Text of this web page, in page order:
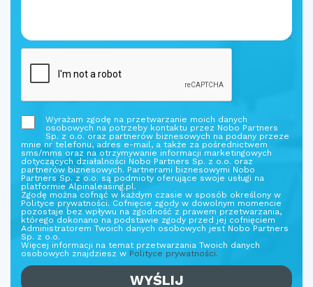
Wyrażam zgodę na przetwarzanie moich danych
osobowych na potrzeby kontaktu przez Nobo Partners
Sp. z o.o. oraz partnerów biznesowych na podany przeze
mnie nr telefonu, adres e-mail, a także za pośrednictwem
sms/mms oraz na otrzymywanie informacji marketingowych
dotyczących działalności Nobo Partners Sp. z o.o. oraz
partnerów biznesowych. Partnerami biznesowymi Nobo
Partners Sp. z o.o. są podmioty oferujące swoje usługi na
platformie Alpinaleasing.pl.
Zgodę można cofnąć w każdym czasie w sposób określony w
Polityce prywatności. Cofnięcie zgody w dowolnym momencie
pozostaje bez wpływu na zgodność z prawem przetwarzania,
którego dokonano na podstawie zgody przed jej cofnięciem
Administratorem Twoich danych osobowych jest Nobo Partners
Sp. z o.o.
Więcej informacji na temat przetwarzania Twoich danych
osobowych znajdziesz w Polityce prywatności.